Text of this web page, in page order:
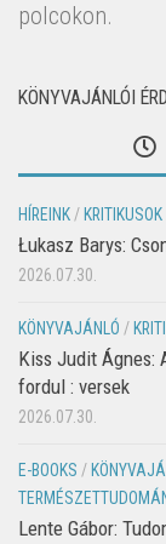
polcokon.
KÖNYVAJÁNLÓI
HÍREINK/
Łukasz Barys:
2026.07.30.
KÖNYVAJÁNLÓ /
Kiss Judit Ágnes:
fordul : versek
2026.07.30.
E-BOOKS /
Lente Gábor: